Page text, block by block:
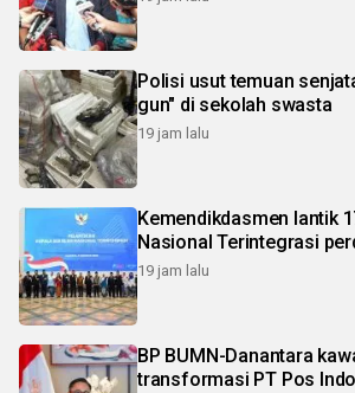
Polisi usut temuan
gun" di sekolah swasta
19 jam lalu
Kemendikdasmen lantik
Nasional Terintegrasi
19 jam lalu
BP BUMN-Danantara
transformasi PT Pos